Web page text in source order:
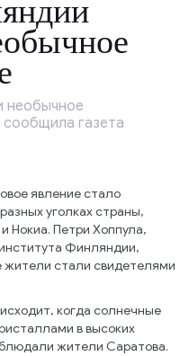
необычное
газета
явление стало
уголках страны,
Нокиа. Петри Хоппула,
Финляндии,
жители стали свидетелями
когда солнечные
в высоких
жители Саратова.